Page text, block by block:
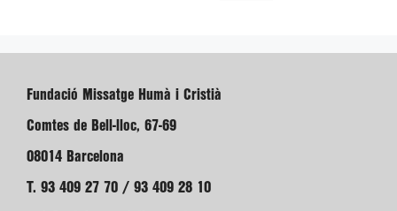
Fundació Missatge Humà i Cristià
Comtes de Bell-lloc, 67-69
08014 Barcelona
T. 93 409 27 70 / 93 409 28 10